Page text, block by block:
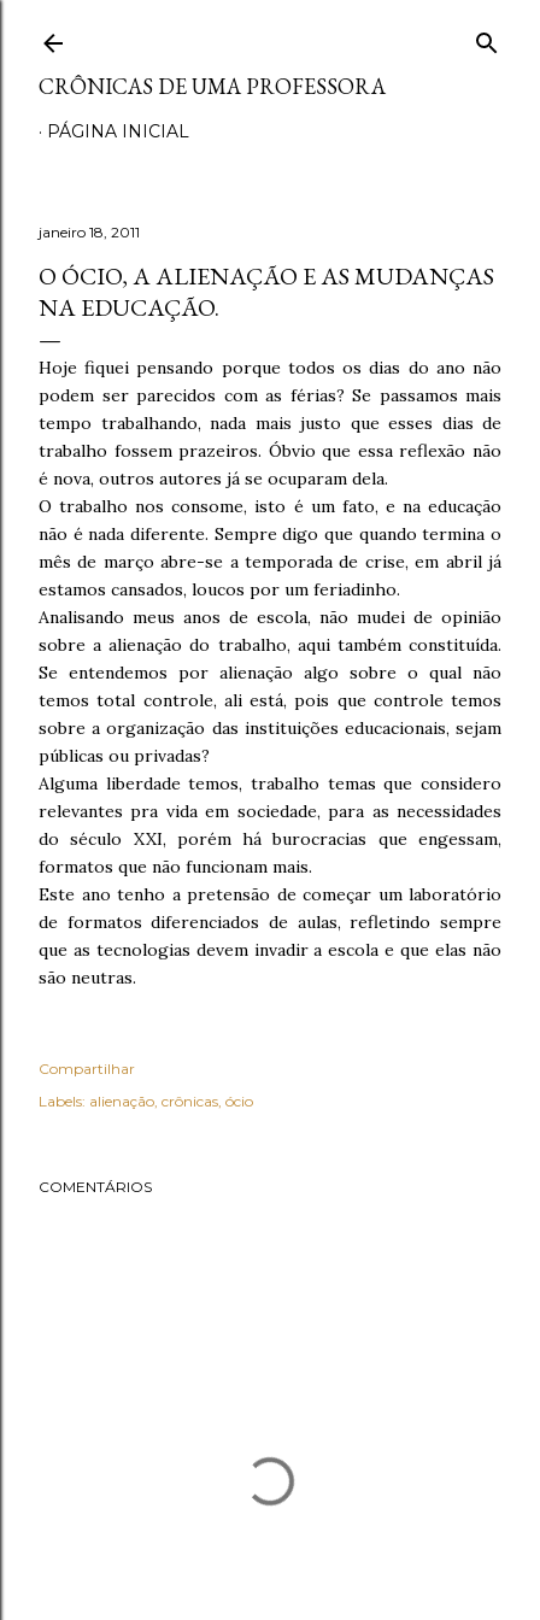
CRÔNICAS DE UMA PROFESSORA
PÁGINA INICIAL
janeiro 18, 2011
O ÓCIO, A ALIENAÇÃO E AS MUDANÇAS
NA EDUCAÇÃO.
Hoje fiquei pensando porque todos os dias do ano não
podem ser parecidos com as férias? Se passamos mais
tempo trabalhando, nada mais justo que esses dias de
trabalho fossem prazeiros. Óbvio que essa reflexão não
é nova, outros autores já se ocuparam dela.
O trabalho nos consome, isto é um fato, e na educação
não é nada diferente. Sempre digo que quando termina o
mês de março abre-se a temporada de crise, em abril já
estamos cansados, loucos por um feriadinho.
Analisando meus anos de escola, não mudei de opinião
sobre a alienação do trabalho, aqui também constituída.
Se entendemos por alienação algo sobre o qual não
temos total controle, ali está, pois que controle temos
sobre a organização das instituições educacionais, sejam
públicas ou privadas?
Alguma liberdade temos, trabalho temas que considero
relevantes pra vida em sociedade, para as necessidades
do século XXI, porém há burocracias que engessam,
formatos que não funcionam mais.
Este ano tenho a pretensão de começar um laboratório
de formatos diferenciados de aulas, refletindo sempre
que as tecnologias devem invadir a escola e que elas não
são neutras.
Compartilhar
Labels: alienação crônicas ócio
COMENTÁRIOS